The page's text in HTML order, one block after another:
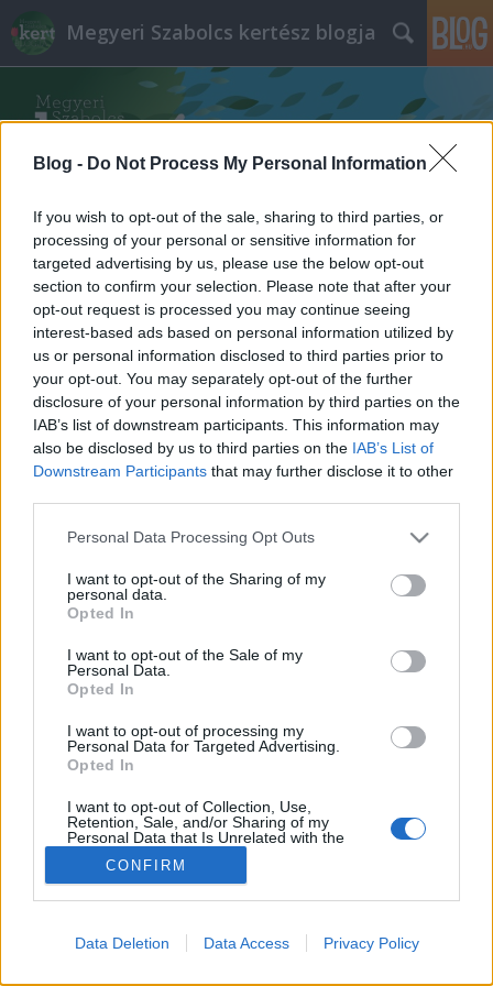
Blog - Do Not Process My Personal Information
If you wish to opt-out of the sale, sharing to third parties, or
processing of your personal or sensitive information for
targeted advertising by us, please use the below opt-out
section to confirm your selection. Please note that after your
opt-out request is processed you may continue seeing
interest-based ads based on personal information utilized by
us or personal information disclosed to third parties prior to
your opt-out. You may separately opt-out of the further
disclosure of your personal information by third parties on the
IAB’s list of downstream participants. This information may
also be disclosed by us to third parties on the IAB’s List of
Downstream Participants that may further disclose it to other
Please note that this website/app uses one or more Google
not limited to your visit or usage behaviour. You may click to
grant or deny consent to Google and its third-party tags to
use your data for below specified purposes in below Google
consent section.
Personal Data Processing Opt Outs
I want to opt-out of the Sharing of my
personal data.
Opted In
I want to opt-out of the Sale of my
Personal Data.
Opted In
I want to opt-out of processing my
Personal Data for Targeted Advertising.
Opted In
I want to opt-out of Collection, Use,
Retention, Sale, and/or Sharing of my
Personal Data that Is Unrelated with the
Purposes for which it was collected.
Opted Out
I want to allow Google to enable storage
related to advertising like cookies on web or
CONFIRM
Data Deletion Data Access Privacy Policy
Megyeri Szabolcs kertész blogja
Címkék»tányér
Fatányéros
Megyeri Szabolcs• 2013. március 25.
A tavaszi füvesítést a legtöbben még csak
mostanában tervezik, aki még nem állt neki a
műveletnek, jobb, ha hamarosan hozzákezd, mert
pár hét múlva már biztosan megengedi az időjárás,
Törzsanyag fűnyíróknak
Megyeri Szabolcs•
Egy fákért aggódó kedves ismerősöm, Lakatos Béla
hívta fel a figyelmemet egy olyan problémára, mely
fáinál, és elsősorban a fiatalabb csemetéket érinti. A
bemutatásra kerülő káros jelenség azonban nem